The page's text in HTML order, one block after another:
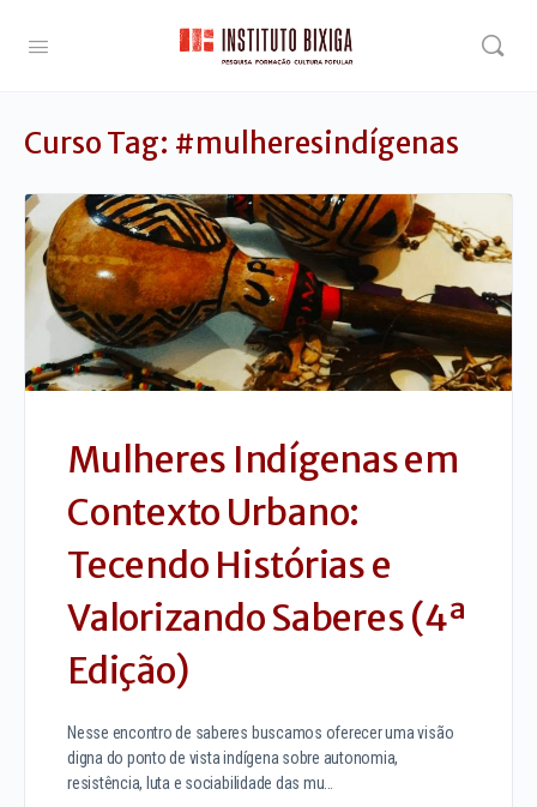
Curso Tag: #mulheresindígenas
Mulheres Indígenas em
Contexto Urbano:
Tecendo Histórias e
Valorizando Saberes (4ª
Edição)
Nesse encontro de saberes buscamos oferecer uma visão
digna do ponto de vista indígena sobre autonomia,
resistência, luta e sociabilidade das mu…